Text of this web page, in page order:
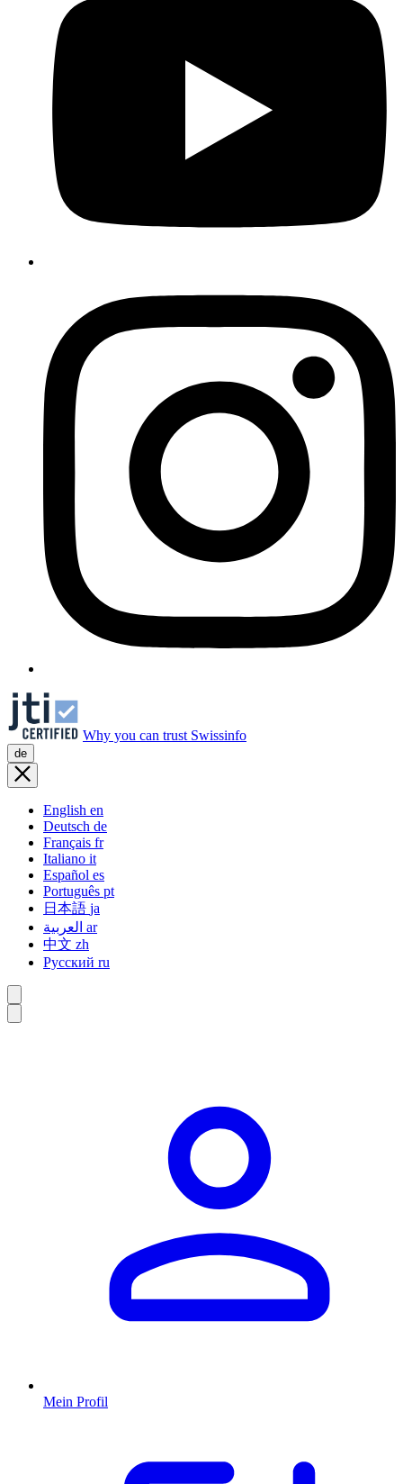
Why you can trust Swissinfo
de
English en
Deutsch de
Français fr
Italiano it
Español es
Português pt
日本語 ja
ar
中文 zh
Русский ru
Mein Profil